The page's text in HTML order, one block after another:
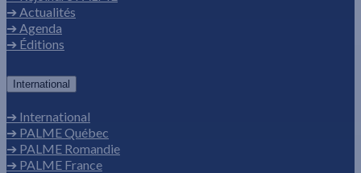
➔ Actualités
➔ Agenda
➔ Éditions
International
➔ International
➔ PALME Québec
➔ PALME Romandie
➔ PALME France